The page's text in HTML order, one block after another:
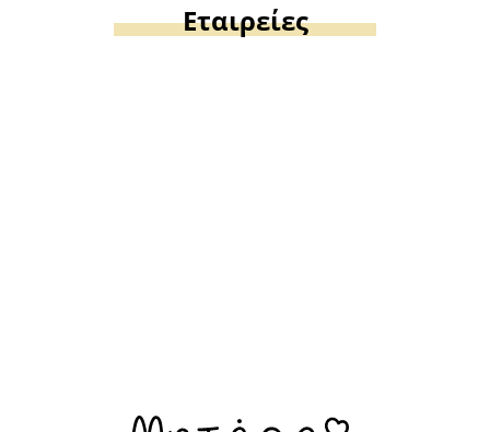
Εταιρείες